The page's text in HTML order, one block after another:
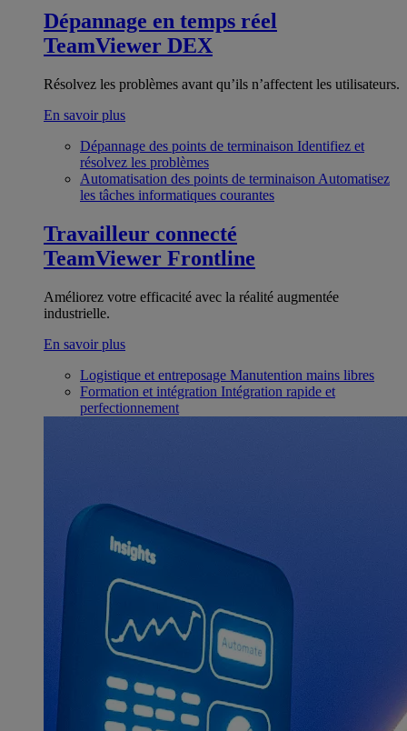
Dépannage en temps réel
TeamViewer DEX
Résolvez les problèmes avant qu’ils n’affectent les utilisateurs.
En savoir plus
Dépannage des points de terminaison Identifiez et
résolvez les problèmes
Automatisation des points de terminaison Automatisez
les tâches informatiques courantes
Travailleur connecté
TeamViewer Frontline
Améliorez votre efficacité avec la réalité augmentée
industrielle.
En savoir plus
Logistique et entreposage Manutention mains libres
Formation et intégration Intégration rapide et
perfectionnement